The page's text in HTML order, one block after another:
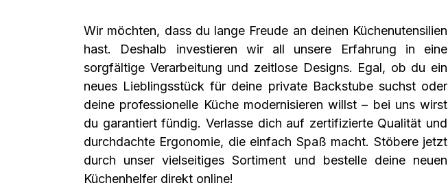
Wir möchten, dass du lange Freude an deinen Küchenutensilien
hast. Deshalb investieren wir all unsere Erfahrung in eine
sorgfältige Verarbeitung und zeitlose Designs. Egal, ob du ein
neues Lieblingsstück für deine private Backstube suchst oder
deine professionelle Küche modernisieren willst – bei uns wirst
du garantiert fündig. Verlasse dich auf zertifizierte Qualität und
durchdachte Ergonomie, die einfach Spaß macht. Stöbere jetzt
durch unser vielseitiges Sortiment und bestelle deine neuen
Küchenhelfer direkt online!